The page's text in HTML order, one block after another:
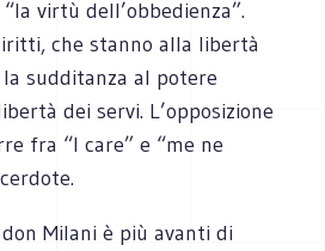
virtù dell’obbedienza”.
che stanno alla libertà
sudditanza al potere
dei servi. L’opposizione
fra “I care” e “me ne
Milani è più avanti di